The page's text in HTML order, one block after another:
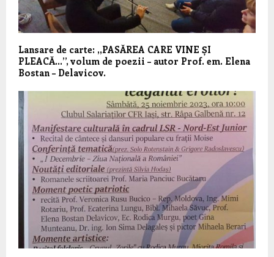
Lansare de carte: ,,PASĂREA CARE VINE ȘI
PLEACĂ…’’, volum de poezii – autor Prof. em. Elena
Bostan – Delavicov.